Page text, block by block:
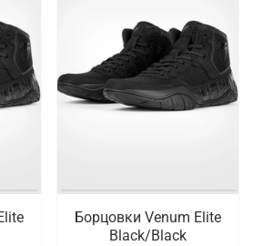
Борцовки Venum Elite
Black/Black